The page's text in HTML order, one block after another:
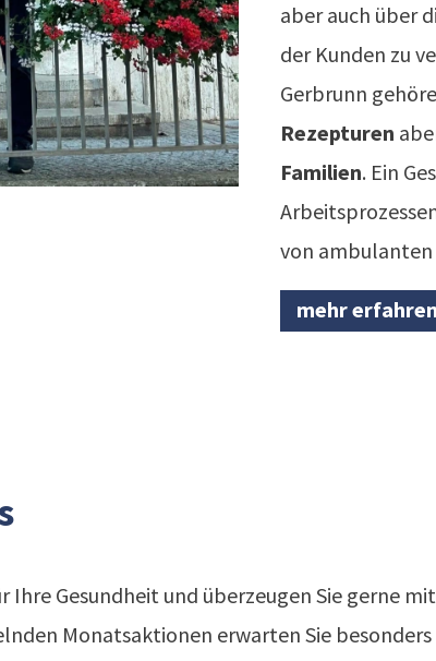
aber auch über
der Kunden zu
Gerbrunn
Rezepturen
Familien. Ein
von
mehr erfahren
Ihre Gesundheit und überzeugen Sie gerne
Monatsaktionen erwarten Sie